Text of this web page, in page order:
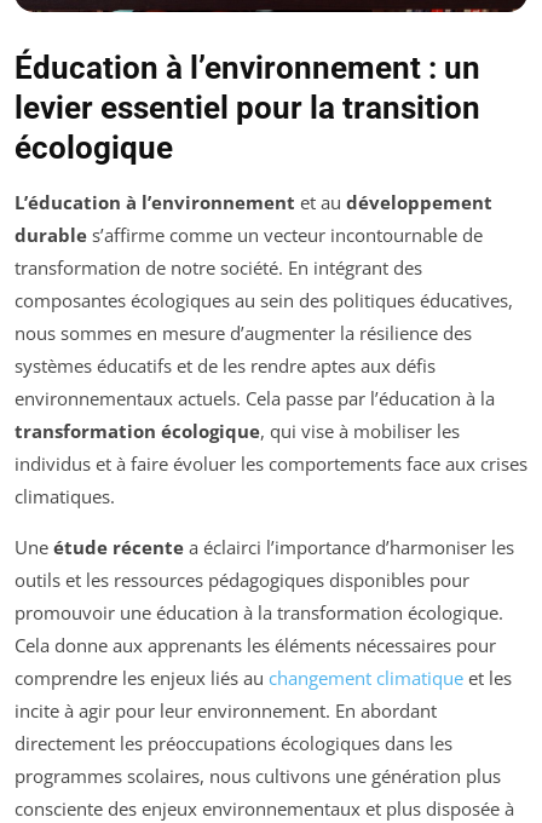
Éducation à l’environnement : un
levier essentiel pour la transition
écologique
L’éducation à l’environnement et au développement
durable s’affirme comme un vecteur incontournable de
transformation de notre société. En intégrant des
composantes écologiques au sein des politiques éducatives,
nous sommes en mesure d’augmenter la résilience des
systèmes éducatifs et de les rendre aptes aux défis
environnementaux actuels. Cela passe par l’éducation à la
transformation écologique, qui vise à mobiliser les
individus et à faire évoluer les comportements face aux crises
climatiques.
Une étude récente a éclairci l’importance d’harmoniser les
outils et les ressources pédagogiques disponibles pour
promouvoir une éducation à la transformation écologique.
Cela donne aux apprenants les éléments nécessaires pour
comprendre les enjeux liés au changement climatique et les
incite à agir pour leur environnement. En abordant
directement les préoccupations écologiques dans les
programmes scolaires, nous cultivons une génération plus
consciente des enjeux environnementaux et plus disposée à